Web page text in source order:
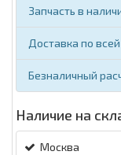
Запчасть в
Доставка по
Безналичный
Наличие на
Москва